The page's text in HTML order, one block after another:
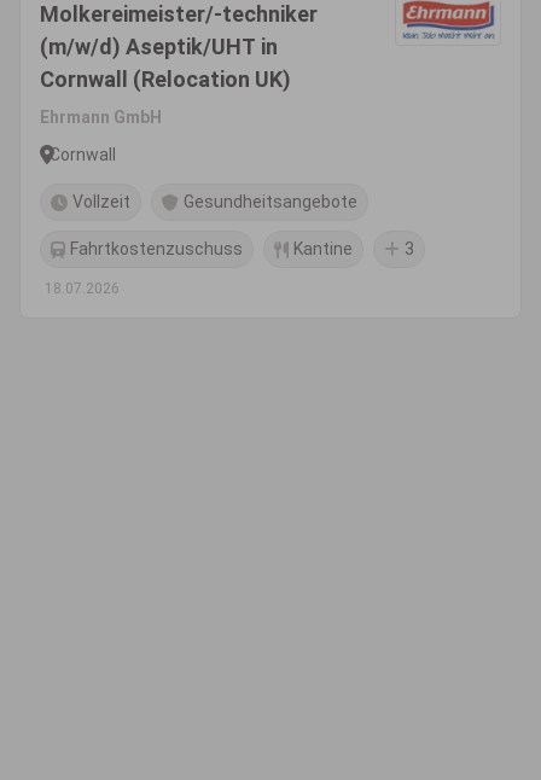
Molkereimeister/-techniker
(m/w/d) Aseptik/UHT in
Cornwall (Relocation UK)
Ehrmann GmbH
Cornwall
Vollzeit Gesundheitsangebote
Fahrtkostenzuschuss Kantine 3
18.07.2026